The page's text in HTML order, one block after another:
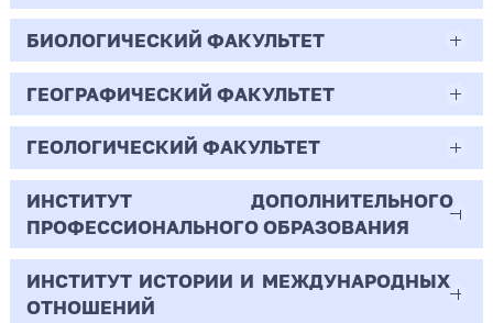
44.03.02
Психолого-педагогическое образование
Очная | Бакалавр
Всего бюджетных мест - 10
Бюджет/
Общие места
Профиль: Практическая
психология образования
БИОЛОГИЧЕСКИЙ ФАКУЛЬТЕТ
06.03.01
Биология
Очная | Бакалавр
Всего бюджетных мест - 50
Бюджет/Общие места
ГЕОГРАФИЧЕСКИЙ ФАКУЛЬТЕТ
05.03.02
География
Очная | Бакалавр
Всего бюджетных мест - 15
ГЕОЛОГИЧЕСКИЙ ФАКУЛЬТЕТ
05.03.01
Геология
Очная | Бакалавр
ИНСТИТУТ ДОПОЛНИТЕЛЬНОГО
ПРОФЕССИОНАЛЬНОГО ОБРАЗОВАНИЯ
38.03.02
ИНСТИТУТ ИСТОРИИ И МЕЖДУНАРОДНЫХ
ОТНОШЕНИЙ